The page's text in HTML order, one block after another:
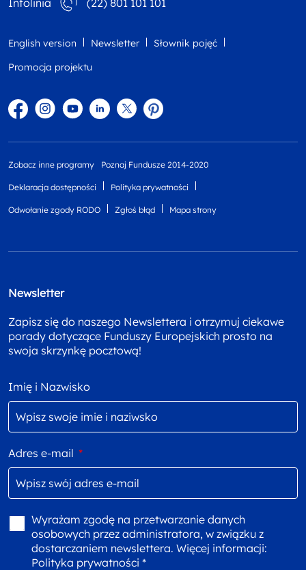
Infolinia (22) 801 101 101
English version Newsletter
Słownik pojęć
Promocja projektu
FacebookInstagram
YouTubeLinkedintwitterPinterest
Zobacz inne programy Poznaj Fundusze 2014-2020
Deklaracja dostępności Polityka prywatności
Odwołanie zgody RODO Zgłoś błąd Mapa strony
Newsletter
Zapisz się do naszego Newslettera i otrzymuj ciekawe
porady dotyczące Funduszy Europejskich prosto na
swoja skrzynkę pocztową!
Imię i Nazwisko
Adres e-mail *
Wyrażam zgodę na przetwarzanie danych
osobowych przez administratora, w związku z
dostarczaniem newslettera. Więcej informacji:
Polityka prywatności *